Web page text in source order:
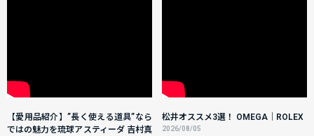
【愛用品紹介】”長く使える道具”なら
ではの魅力を琉球アスティーダ 吉村真
松井オススメ3選！ OMEGA｜ROLEX
2026/08/05